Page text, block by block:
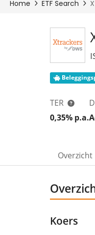
TER
0,35% p.a.
Overzicht
Koers